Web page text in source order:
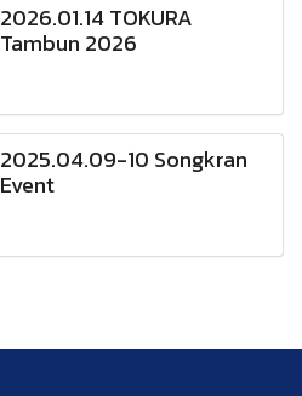
2026.01.14 TOKURA
Tambun 2026
2025.04.09-10 Songkran
Event